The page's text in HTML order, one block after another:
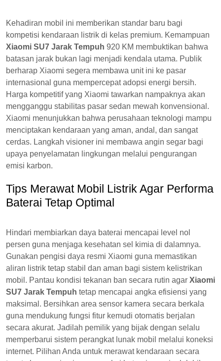
Kehadiran mobil ini memberikan standar baru bagi
kompetisi kendaraan listrik di kelas premium. Kemampuan
Xiaomi SU7 Jarak Tempuh 920 KM membuktikan bahwa
batasan jarak bukan lagi menjadi kendala utama. Publik
berharap Xiaomi segera membawa unit ini ke pasar
internasional guna mempercepat adopsi energi bersih.
Harga kompetitif yang Xiaomi tawarkan nampaknya akan
mengganggu stabilitas pasar sedan mewah konvensional.
Xiaomi menunjukkan bahwa perusahaan teknologi mampu
menciptakan kendaraan yang aman, andal, dan sangat
cerdas. Langkah visioner ini membawa angin segar bagi
upaya penyelamatan lingkungan melalui pengurangan
emisi karbon.
Tips Merawat Mobil Listrik Agar Performa
Baterai Tetap Optimal
Hindari membiarkan daya baterai mencapai level nol
persen guna menjaga kesehatan sel kimia di dalamnya.
Gunakan pengisi daya resmi Xiaomi guna memastikan
aliran listrik tetap stabil dan aman bagi sistem kelistrikan
mobil. Pantau kondisi tekanan ban secara rutin agar Xiaomi
SU7 Jarak Tempuh tetap mencapai angka efisiensi yang
maksimal. Bersihkan area sensor kamera secara berkala
guna mendukung fungsi fitur kemudi otomatis berjalan
secara akurat. Jadilah pemilik yang bijak dengan selalu
memperbarui sistem perangkat lunak mobil melalui koneksi
internet. Pilihan Anda untuk merawat kendaraan secara